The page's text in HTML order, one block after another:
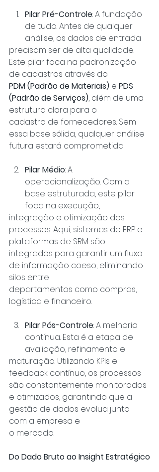
Pilar Pré-Controle: A fundação
de tudo. Antes de qualquer
análise, os dados de entrada
precisam ser de alta qualidade.
Este pilar foca na padronização
de cadastros através do
PDM (Padrão de Materiais) e PDS
(Padrão de Serviços), além de uma
estrutura clara para o
cadastro de fornecedores. Sem
essa base sólida, qualquer análise
futura estará comprometida.
Pilar Médio: A
operacionalização. Com a
base estruturada, este pilar
foca na execução,
integração e otimização dos
processos. Aqui, sistemas de ERP e
plataformas de SRM são
integrados para garantir um fluxo
de informação coeso, eliminando
silos entre
departamentos como compras,
logística e financeiro.
Pilar Pós-Controle: A melhoria
contínua. Esta é a etapa de
avaliação, refinamento e
maturação. Utilizando KPIs e
feedback contínuo, os processos
são constantemente monitorados
e otimizados, garantindo que a
gestão de dados evolua junto
com a empresa e
o mercado.
Do Dado Bruto ao Insight Estratégico